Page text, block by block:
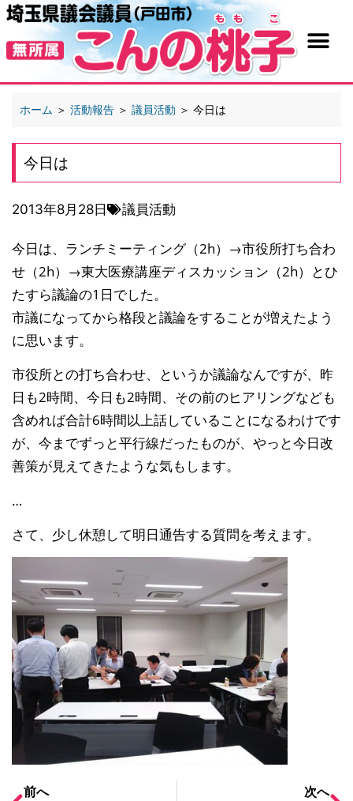
ホーム ＞ 活動報告 ＞ 議員活動 ＞ 今日は
今日は
2013年8月28日 議員活動
今日は、ランチミーティング（2h）→市役所打ち合わ
せ（2h）→東大医療講座ディスカッション（2h）とひ
たすら議論の1日でした。
市議になってから格段と議論をすることが増えたよう
に思います。
市役所との打ち合わせ、というか議論なんですが、昨
日も2時間、今日も2時間、その前のヒアリングなども
含めれば合計6時間以上話していることになるわけです
が、今までずっと平行線だったものが、やっと今日改
善策が見えてきたような気もします。
…
さて、少し休憩して明日通告する質問を考えます。
前へ 次へ